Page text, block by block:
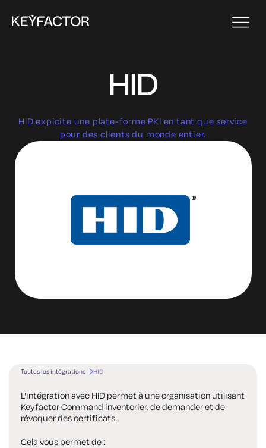
HID
HID exploite une plate-forme PKI en tant que service
pour des clients du monde entier.
Toutes les intégrations HID
L'intégration avec HID permet à une organisation utilisant
Keyfactor Command inventorier, de demander et de
révoquer des certificats.
Cela vous permet de :